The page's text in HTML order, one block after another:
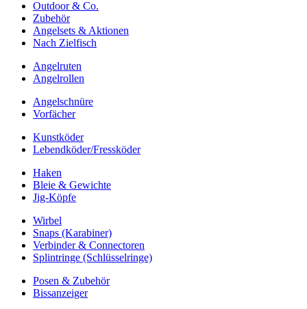
Outdoor & Co.
Zubehör
Angelsets & Aktionen
Nach Zielfisch
Angelruten
Angelrollen
Angelschnüre
Vorfächer
Kunstköder
Lebendköder/Fressköder
Haken
Bleie & Gewichte
Jig-Köpfe
Wirbel
Snaps (Karabiner)
Verbinder & Connectoren
Splintringe (Schlüsselringe)
Posen & Zubehör
Bissanzeiger